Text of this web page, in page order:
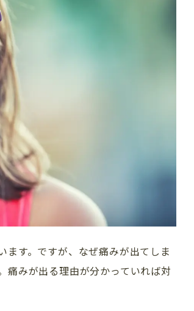
す。 ですが、なぜ痛みが出てしま
痛みが出る理由が分かっていれば対